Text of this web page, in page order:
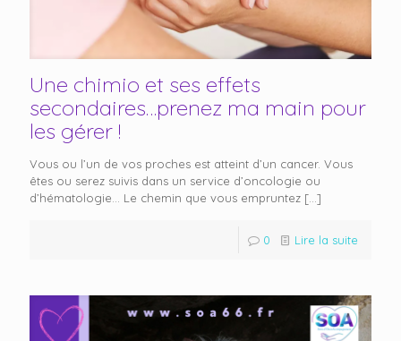
Une chimio et ses effets
secondaires…prenez ma main pour
les gérer !
Vous ou l’un de vos proches est atteint d’un cancer. Vous
êtes ou serez suivis dans un service d’oncologie ou
d’hématologie… Le chemin que vous empruntez […]
0 Lire la suite